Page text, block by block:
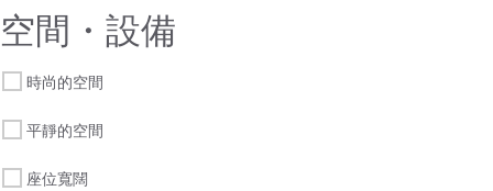
空間・設備
時尚的空間
平靜的空間
座位寬闊